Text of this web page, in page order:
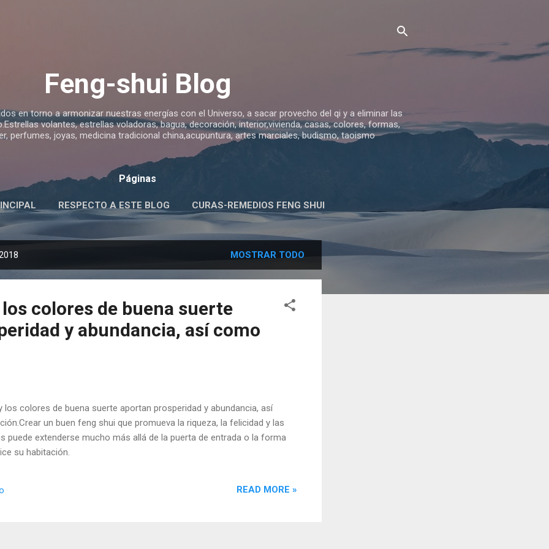
Feng-shui Blog
en torno a armonizar nuestras energías con el Universo, a sacar provecho del qi y a eliminar las
volantes, estrellas voladoras, bagua, decoración, interior,vivienda, casas, colores, formas,
perfumes, joyas, medicina tradicional china,acupuntura, artes marciales, budismo, taoismo
Páginas
RESPECTO A ESTE BLOG CURAS-REMEDIOS FENG SHUI
FENG SHUI-SIGNIFICADO-USO ANGEL EULISES ORTIZ
MOSTRAR TODO
colores de buena suerte
y abundancia, así como
los colores de buena suerte aportan prosperidad y abundancia, así
un buen feng shui que promueva la riqueza, la felicidad y las
puede extenderse mucho más allá de la puerta de entrada o la forma
su habitación.
READ MORE »